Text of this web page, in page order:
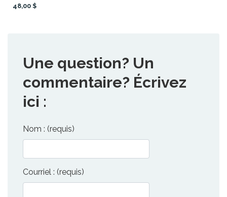
48,00 $
Une question? Un
commentaire? Écrivez
ici :
Nom : (requis)
Courriel : (requis)